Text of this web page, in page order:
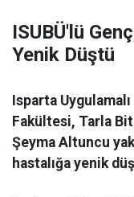
ISUBÜ'lü
Yenik Düştü
Isparta
Fakültesi, Tarla
Şeyma Altuncu
hastalığa yenik